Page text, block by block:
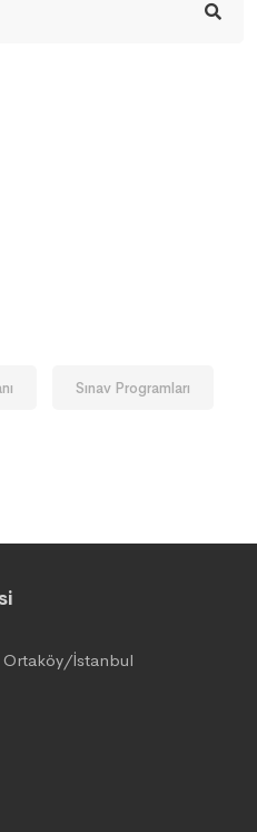
Sınav Programları
Ortaköy/İstanbul